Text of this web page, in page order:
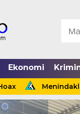
Ekonomi